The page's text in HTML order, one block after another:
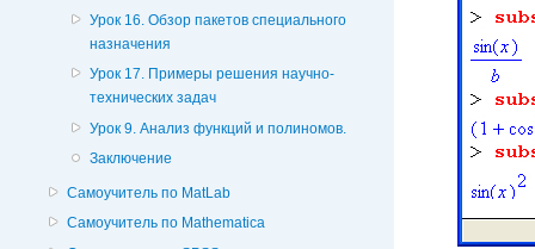
Урок 16. Обзор пакетов специального
назначения
Урок 17. Примеры решения научно-
технических задач
Урок 9. Анализ функций и полиномов.
Заключение
Самоучитель по MatLab
Самоучитель по Mathematica